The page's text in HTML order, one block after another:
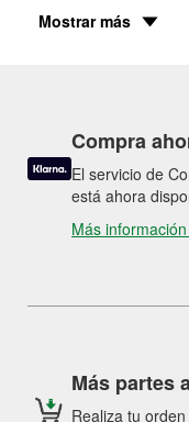
Mostrar más
Compra
El servicio de
está ahora
Más
Más partes
Realiza tu